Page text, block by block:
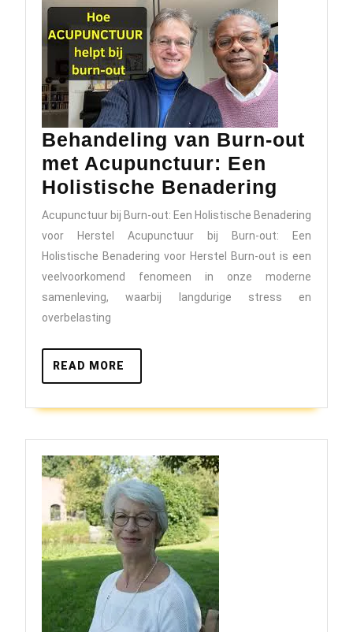
Behandeling van Burn-out
met Acupunctuur: Een
Holistische Benadering
van
Burn-
out
met
Acupunctuur bij Burn-out: Een Holistische Benadering
voor Herstel Acupunctuur bij Burn-out: Een
Holistische Benadering voor Herstel Burn-out is een
veelvoorkomend fenomeen in onze moderne
samenleving, waarbij langdurige stress en
overbelasting
READ MORE
MORE